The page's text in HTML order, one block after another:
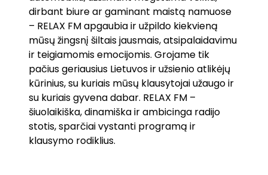
dirbant biure ar gaminant maistą namuose
– RELAX FM apgaubia ir užpildo kiekvieną
mūsų žingsnį šiltais jausmais, atsipalaidavimu
ir teigiamomis emocijomis. Grojame tik
pačius geriausius Lietuvos ir užsienio atlikėjų
kūrinius, su kuriais mūsų klausytojai užaugo ir
su kuriais gyvena dabar. RELAX FM –
šiuolaikiška, dinamiška ir ambicinga radijo
stotis, sparčiai vystanti programą ir
klausymo rodiklius.